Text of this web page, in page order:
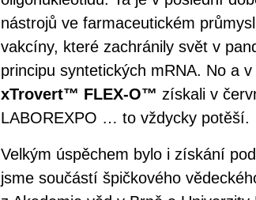
nástrojů ve farmaceutickém
vakcíny, které zachránily svět v
principu syntetických mRNA. No a
xTrovert™ FLEX-O™ získali v
LABOREXPO … to vždycky potěší.
Velkým úspěchem bylo i získání
jsme součástí špičkového